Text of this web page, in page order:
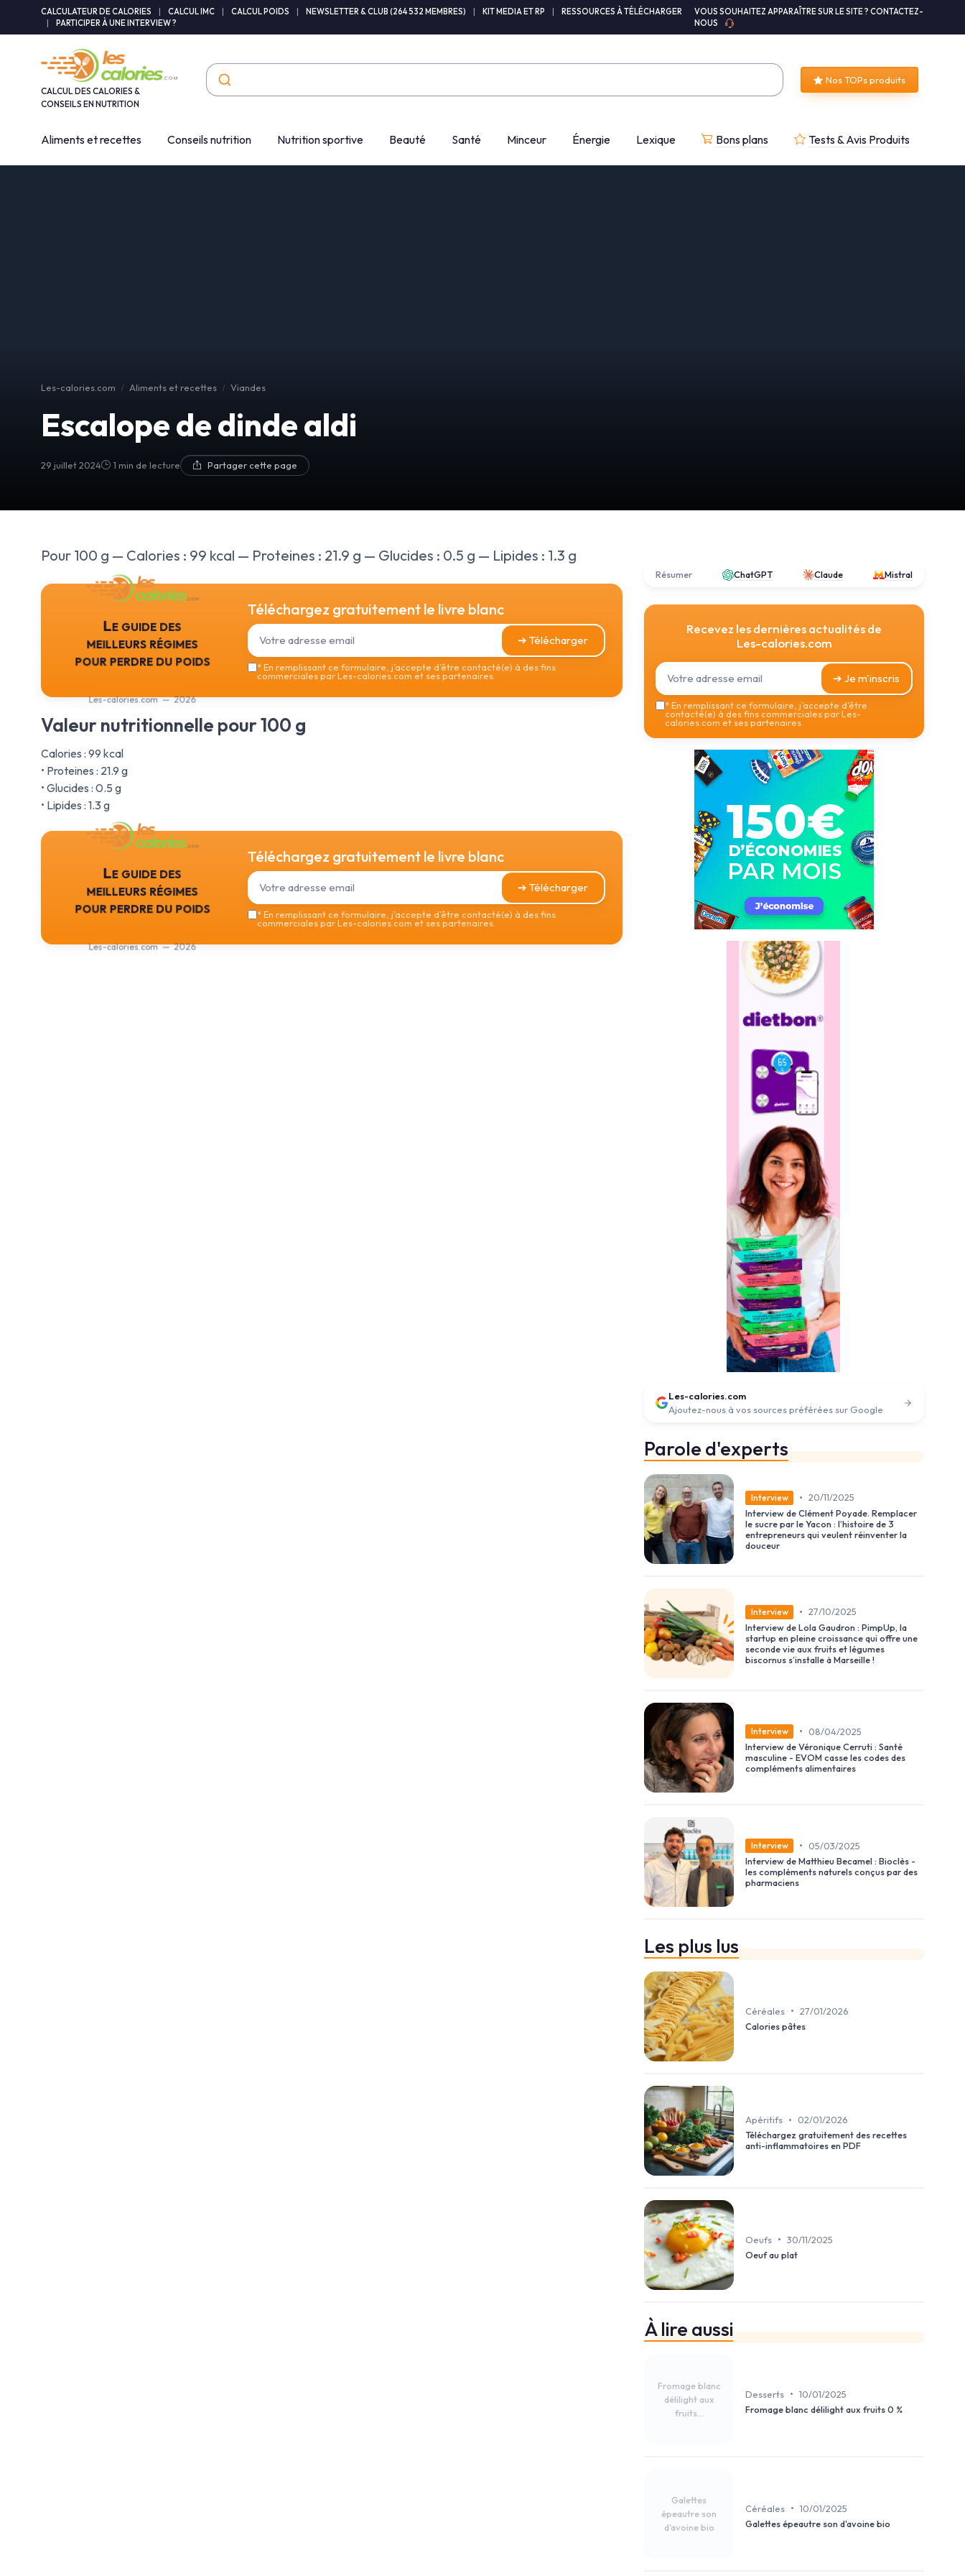
CALCULATEUR DE CALORIES CALCUL IMC CALCUL POIDS NEWSLETTER & CLUB (264 532 MEMBRES) KIT MEDIA ET RP
RESSOURCES À TÉLÉCHARGER
PARTICIPER À UNE INTERVIEW ?
VOUS SOUHAITEZ APPARAÎTRE SUR LE SITE ? CONTACTEZ-
NOUS
CALCUL DES CALORIES &
CONSEILS EN NUTRITION
Nos TOPs produits
Aliments et recettes Conseils nutrition Nutrition sportive Beauté Santé Minceur Énergie Lexique Bons plans Tests & Avis Produits
Les-calories.com Aliments et recettes Viandes
Escalope de dinde aldi
29 juillet 2024 1 min de lecture Partager cette page
Pour 100 g — Calories : 99 kcal — Proteines : 21.9 g — Glucides : 0.5 g — Lipides : 1.3 g
Le guide des
meilleurs régimes
pour perdre du poids
Les-calories.com — 2026
Téléchargez gratuitement le livre blanc
➔ Télécharger
*En remplissant ce formulaire, j’accepte d’être contacté(e) à des fins
commerciales par Les-calories.com et ses partenaires.
Valeur nutritionnelle pour 100 g
Calories : 99 kcal
• Proteines : 21.9 g
• Glucides : 0.5 g
• Lipides : 1.3 g
Le guide des
meilleurs régimes
pour perdre du poids
Les-calories.com — 2026
Téléchargez gratuitement le livre blanc
➔ Télécharger
*En remplissant ce formulaire, j’accepte d’être contacté(e) à des fins
commerciales par Les-calories.com et ses partenaires.
Résumer ChatGPT Claude Mistral
Recevez les dernières actualités de
Les-calories.com
➔ Je m'inscris
*En remplissant ce formulaire, j’accepte d’être
contacté(e) à des fins commerciales par Les-
calories.com et ses partenaires.
Les-calories.com
Ajoutez-nous à vos sources préférées sur Google
Parole d'experts
Interview • 20/11/2025
Interview de Clément Poyade. Remplacer
le sucre par le Yacon : l’histoire de 3
entrepreneurs qui veulent réinventer la
douceur
Interview • 27/10/2025
Interview de Lola Gaudron : PimpUp, la
startup en pleine croissance qui offre une
seconde vie aux fruits et légumes
biscornus s’installe à Marseille !
Interview •
08/04/2025
Interview de Véronique Cerruti : Santé
masculine - EVOM casse les codes des
compléments alimentaires
Interview •
05/03/2025
Interview de Matthieu Becamel : Bioclès -
les compléments naturels conçus par des
pharmaciens
Les plus lus
Céréales • 27/01/2026
Calories pâtes
Apéritifs •
02/01/2026
Téléchargez gratuitement des recettes
anti-inflammatoires en PDF
Oeufs • 30/11/2025
Oeuf au plat
À lire aussi
Fromage blanc
délilight aux
fruits...
Desserts • 10/01/2025
Fromage blanc délilight aux fruits 0 %
Galettes
épeautre son
d'avoine bio
Céréales • 10/01/2025
Galettes épeautre son d'avoine bio
Panneau de gestion des cookies